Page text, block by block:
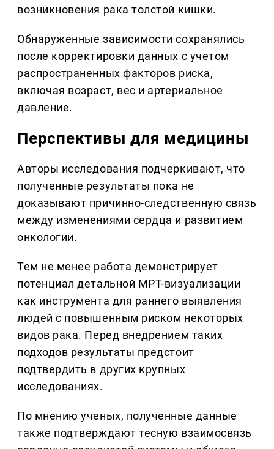
возникновения рака толстой кишки.
Обнаруженные зависимости сохранялись
после корректировки данных с учетом
распространенных факторов риска,
включая возраст, вес и артериальное
давление.
Перспективы для медицины
Авторы исследования подчеркивают, что
полученные результаты пока не
доказывают причинно-следственную связь
между изменениями сердца и развитием
онкологии.
Тем не менее работа демонстрирует
потенциал детальной МРТ-визуализации
как инструмента для раннего выявления
людей с повышенным риском некоторых
видов рака. Перед внедрением таких
подходов результаты предстоит
подтвердить в других крупных
исследованиях.
По мнению ученых, полученные данные
также подтверждают тесную взаимосвязь